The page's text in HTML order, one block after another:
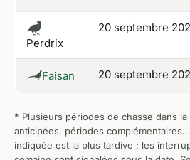
Perdrix
20 septembre
Faisan 20 septembre
* Plusieurs périodes de chasse dans
anticipées, périodes
indiquée est la plus tardive ; les